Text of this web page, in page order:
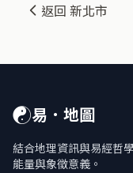
返回 新北市
☯易．地圖
結合地理資訊與易經哲
能量與象徵意義。